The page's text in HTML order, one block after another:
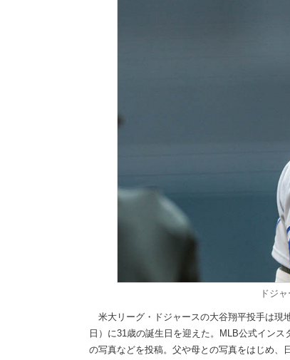
ドジ
米大リーグ・ドジャースの大谷翔平投手は現
日）に31歳の誕生日を迎えた。MLB公式インス
の写真などを投稿。父や母との写真をはじめ、